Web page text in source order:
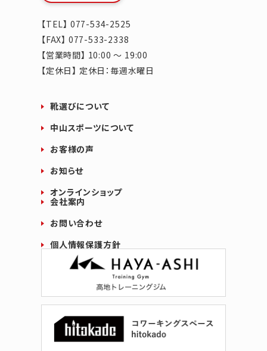
【TEL】 077-534-2525
【FAX】 077-533-2338
【営業時間】 10:00 ～ 19:00
【定休日】 定休日：毎週水曜日
靴選びについて
中山スポーツについて
お客様の声
お知らせ
オンラインショップ
会社案内
お問い合わせ
個人情報保護方針